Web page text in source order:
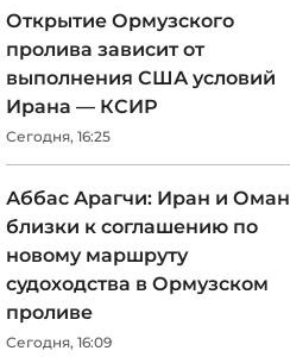
Открытие Ормузского
пролива зависит от
выполнения США условий
Ирана — КСИР
Сегодня, 16:25
Аббас Арагчи: Иран и Оман
близки к соглашению по
новому маршруту
судоходства в Ормузском
проливе
Сегодня, 16:09